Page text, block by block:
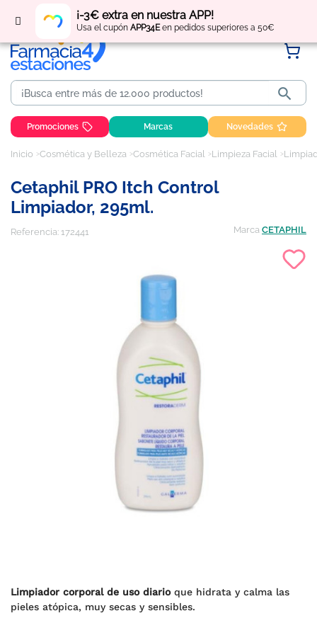
¡-3€ extra en nuestra APP!
Usa el cupón APP34Een pedidos superiores a 50€
Regístratey obtén puntos por tus compras

Promociones Marcas Novedades
Inicio Cosmética y Belleza Cosmética Facial Limpieza Facial
Cetaphil PRO Itch Control
Limpiador, 295ml.
Referencia: 172441 Marca CETAPHIL
Limpiador corporal de uso diarioque hidrata y calma las
pieles atópica, muy secas y sensibles.